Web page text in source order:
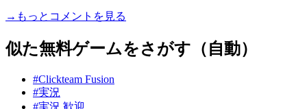
→もっとコメントを見る
似た無料ゲームをさがす（自動）
#Clickteam Fusion
#実況
#実況 歓迎